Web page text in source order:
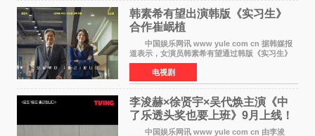
韩素希有望出演韩版《实习生》
合作崔岷植
中国娱乐网讯 www yule com cn 据韩媒报
道表示，女演员韩素希有望通过韩版《实习生》
回归荧幕，合作前辈演员崔岷植。 根据消息
表示，演员韩素希目前已经结束了电视剧《Y计
划》的拍摄工
电视剧
李浚赫×徐贤宇×吴代焕主演《中
了乐透头奖也要上班》9月上线！
TVING先网后台
中国娱乐网讯 www yule com cn 由李浚